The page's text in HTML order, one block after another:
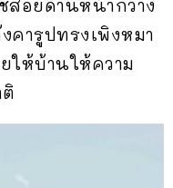
สอยด้านหน้ากว้าง
คารูปทรงเพิงหมา
ให้บ้านให้ความ